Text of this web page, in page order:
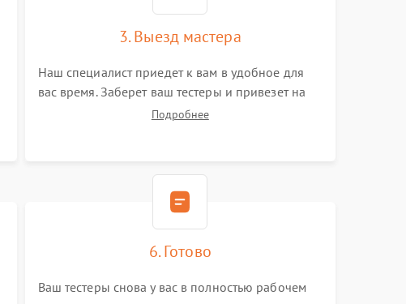
3. Выезд мастера
Наш специалист приедет к вам в удобное для
вас время. Заберет ваш тестеры и привезет на
склад для диагностики.Подробнее
6. Готово
Ваш тестеры снова у вас в полностью рабочем